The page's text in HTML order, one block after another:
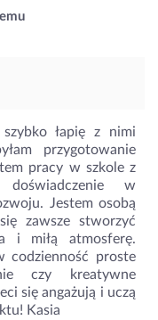
łapię z nimi
przygotowanie
pracy w szkole z
w
Jestem osobą
zawsze stworzyć
i miłą atmosferę.
codzienność proste
czy kreatywne
się angażują i uczą
Kasia